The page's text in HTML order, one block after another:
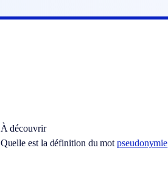
À découvrir
Quelle est la définition du motpseudonymie